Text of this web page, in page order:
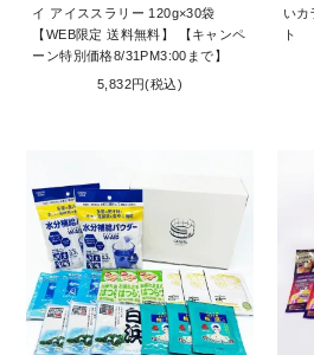
イ アイススラリー 120g×30袋
【WEB限定 送料無料】 【キャンペ
ーン特別価格8/31PM3:00まで】
5,832円(税込)
いカ
ト